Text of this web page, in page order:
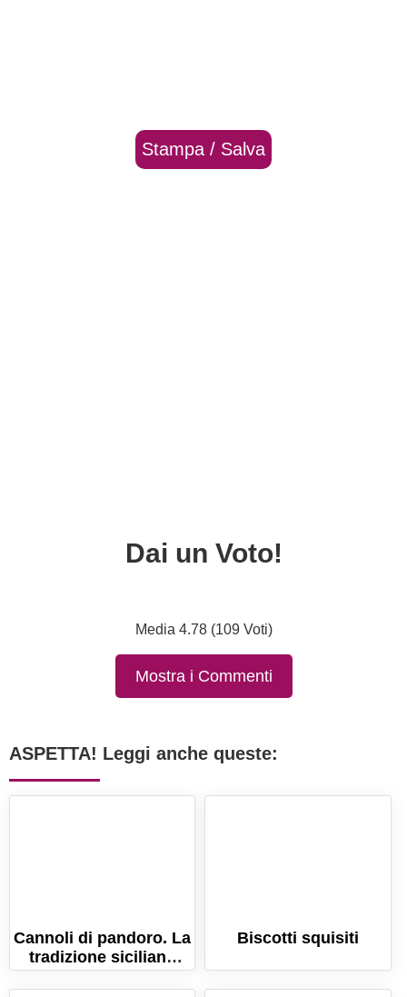
Stampa / Salva
Dai un Voto!
Media 4.78 (109 Voti)
Mostra i Commenti
ASPETTA! Leggi anche queste:
Cannoli di pandoro. La
tradizione siciliana
anche a Natale!
Biscotti squisiti